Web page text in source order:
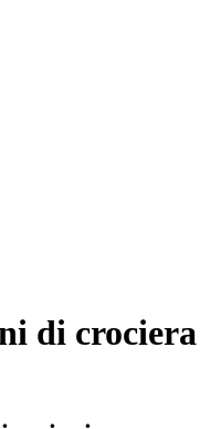
di crociera